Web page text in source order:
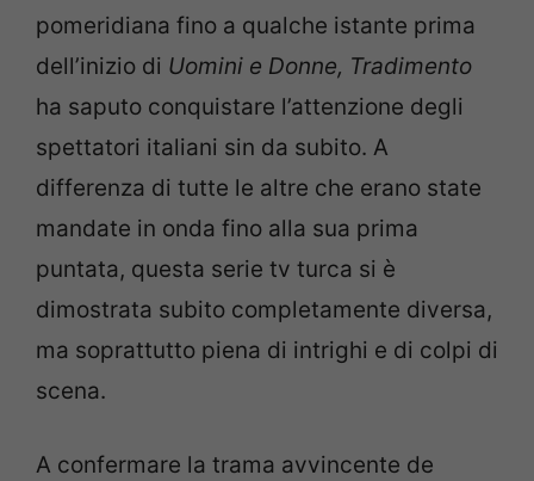
pomeridiana fino a qualche istante prima
dell’inizio di Uomini e Donne, Tradimento
ha saputo conquistare l’attenzione degli
spettatori italiani sin da subito. A
differenza di tutte le altre che erano state
mandate in onda fino alla sua prima
puntata, questa serie tv turca si è
dimostrata subito completamente diversa,
ma soprattutto piena di intrighi e di colpi di
scena.
A confermare la trama avvincente de